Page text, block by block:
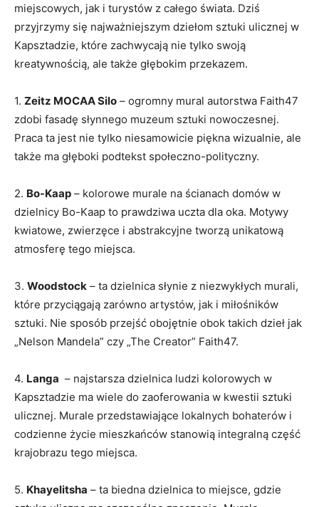
miejscowych, jak⁢ i turystów z całego świata. Dziś
⁢przyjrzymy się najważniejszym‌ dziełom sztuki ulicznej⁤ w⁢
Kapsztadzie, które ⁣zachwycają nie ⁤tylko swoją
kreatywnością, ⁣ale także głębokim przekazem.
1. Zeitz MOCAA⁤ Silo – ogromny mural autorstwa Faith47
zdobi fasadę słynnego muzeum sztuki nowoczesnej.⁢
Praca ​ta ‌jest nie tylko⁢ niesamowicie⁤ piękna wizualnie,⁣ ale
także‌ ma głęboki podtekst społeczno-polityczny.
2. Bo-Kaap – kolorowe ‌murale na ścianach domów w
dzielnicy ⁣Bo-Kaap to prawdziwa uczta‍ dla ⁣oka. ​Motywy
kwiatowe, zwierzęce i abstrakcyjne ‍tworzą unikatową
atmosferę tego miejsca.
3. Woodstock – ta ⁣dzielnica słynie z niezwykłych murali,
które przyciągają zarówno artystów, jak i miłośników
sztuki. Nie sposób przejść obojętnie obok takich dzieł jak
„Nelson Mandela” ⁢czy „The Creator” Faith47.
4. Langa ‌ – najstarsza ​dzielnica ludzi kolorowych w
Kapsztadzie ma ⁤wiele do zaoferowania‌ w kwestii sztuki
ulicznej. Murale przedstawiające lokalnych​ bohaterów ‍i
codzienne życie mieszkańców stanowią integralną część
krajobrazu tego miejsca.
5. Khayelitsha – ta biedna dzielnica⁤ to miejsce, ⁣gdzie